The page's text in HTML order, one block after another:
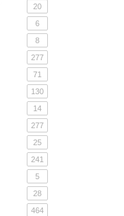
20
6
8
277
71
130
14
277
25
241
5
28
464